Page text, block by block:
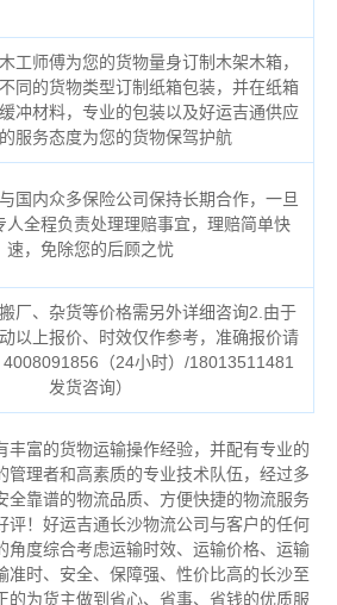
工师傅为您的货物量身订制木架木箱，
同的货物类型订制纸箱包装，并在纸箱
冲材料，专业的包装以及好运吉通供应
服务态度为您的货物保驾护航
国内众多保险公司保持长期合作，一旦
人全程负责处理理赔事宜，理赔简单快
速，免除您的后顾之忧
厂、杂货等价格需另外详细咨询2.由于
以上报价、时效仅作参考，准确报价请
（24小时）/18013511481
发货咨询）
丰富的货物运输操作经验，并配有专业的
管理者和高素质的专业技术队伍，经过多
全靠谱的物流品质、方便快捷的物流服务
评！好运吉通长沙物流公司与客户的任何
角度综合考虑运输时效、运输价格、运输
准时、安全、保障强、性价比高的长沙至
的为货主做到省心、省事、省钱的优质服